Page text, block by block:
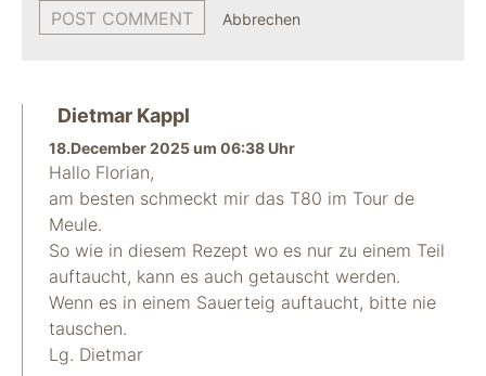
Abbrechen
Dietmar Kappl
18.December 2025 um 06:38 Uhr
Hallo Florian,
am besten schmeckt mir das T80 im Tour de
Meule.
So wie in diesem Rezept wo es nur zu einem Teil
auftaucht, kann es auch getauscht werden.
Wenn es in einem Sauerteig auftaucht, bitte nie
tauschen.
Lg. Dietmar